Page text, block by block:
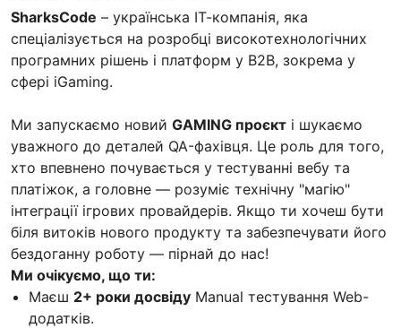
SharksCode – українська ІТ-компанія, яка
спеціалізується на розробці високотехнологічних
програмних рішень і платформ у B2B, зокрема у
сфері iGaming.
Ми запускаємо новий GAMING проєкт і шукаємо
уважного до деталей QA-фахівця. Це роль для того,
хто впевнено почувається у тестуванні вебу та
платіжок, а головне — розуміє технічну "магію"
інтеграції ігрових провайдерів. Якщо ти хочеш бути
біля витоків нового продукту та забезпечувати його
бездоганну роботу — пірнай до нас!
Ми очікуємо, що ти:
Маєш 2+ роки досвіду Manual тестування Web-
додатків.